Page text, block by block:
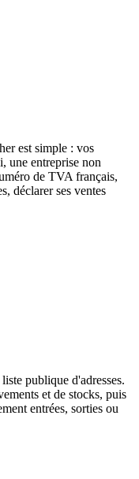
est simple : vos
une entreprise non
de TVA français,
déclarer ses ventes
publique d'adresses.
et de stocks, puis
entrées, sorties ou